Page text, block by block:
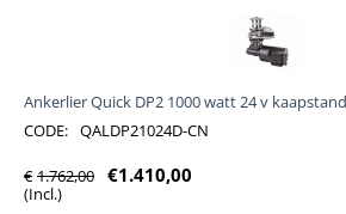
Ankerlier Quick DP2 1000 watt 24 v
CODE: QALDP21024D-CN
€ 1.762,00 €1.410,00
(Incl.)